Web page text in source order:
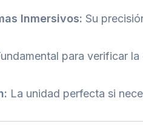
Inmersivos: Su
para verificar
La unidad perfecta si